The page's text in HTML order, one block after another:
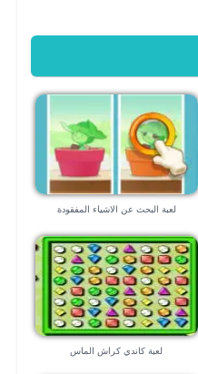
لعبة البحث عن الاشياء المفقودة
لعبة كاندي كراش الماس